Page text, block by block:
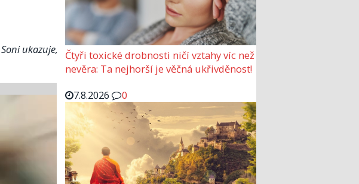
ukazuje,
Čtyři toxické drobnosti ničí vztahy víc než
nevěra: Ta nejhorší je věčná ukřivděnost!
7.8.2026
0